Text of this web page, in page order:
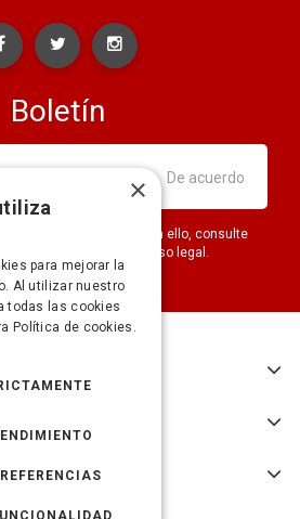
Boletín
cualquier momento. Para ello, consulte
de contacto en el aviso legal.
×
para mejorar la
Al utilizar nuestro
todas las cookies
Política de cookies.